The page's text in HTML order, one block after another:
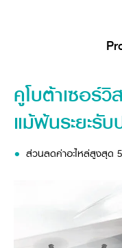
คูโบต้าเซอร์
แม้พ้นระยะรับ
ส่วนลดค่าอะไหล่สูงสุด